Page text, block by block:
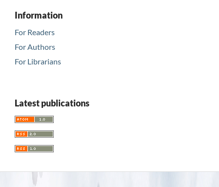
Information
For Readers
For Authors
For Librarians
Latest publications